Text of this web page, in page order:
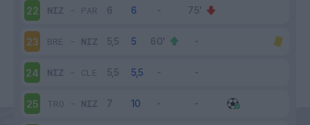
22 NIZ - PAR
23 BRE - NIZ
24 NIZ - CLE
25 TRO - NIZ